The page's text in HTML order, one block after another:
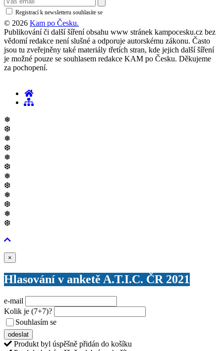
Registrací k newsletteru souhlasíte se
© 2026 Kam po Česku.
Publikování či další šíření obsahu www stránek kampocesku.cz bez
vědomí redakce není slušné a odporuje autorskému zákonu. Často
jsou tu zveřejněny také materiály třetích stran, kde jejich další šíření
je možné pouze se souhlasem redakce KAM po Česku. Děkujeme
za pochopení.
❅
❆
❅
❆
❅
❆
❅
❆
❅
❆
❅
❆
×
Hlasování v anketě A.T.I.C. ČR 2021
e-mail
Kolik je (7+7)?
Souhlasím se
odeslat
Produkt byl úspěšně přidán do košíku